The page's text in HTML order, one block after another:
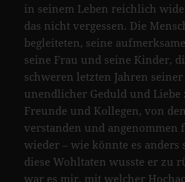
in seinem Leben reichlich
das nicht vergessen. Die
begleiteten, seine
seine Frau und seine Kinder,
schweren letzten Jahren
unendlicher Geduld und Liebe
Freunde und Kollegen, von
verstanden und
wieder – wie könnte es anders
diese Wohltaten wusste er zu
war es mir, mit welcher